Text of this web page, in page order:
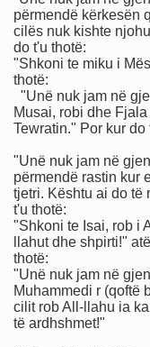
përmendë kërkesën
cilës nuk kishte
do t'u thotë:
"Shkoni te miku i
thotë:
"Unë nuk jam në
Musai, robi dhe
Tewratin." Por kur
"Unë nuk jam në
përmendë rastin kur
tjetri. Kështu ai do të
t'u thotë:
"Shkoni te Isai, rob i
llahut dhe shpirti!"
thotë:
"Unë nuk jam në
Muhammedi r (qoftë
cilit rob All-llahu ia
të ardhshmet!"
TË RËNDA